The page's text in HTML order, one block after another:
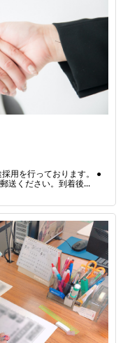
用を行っております。 ●
送ください。到着後...